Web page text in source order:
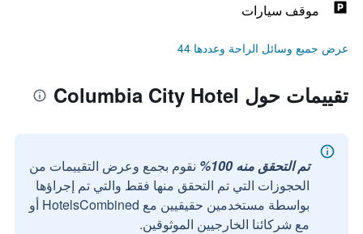
موقف سيارات
عرض جميع وسائل الراحة وعددها 44
تقييمات حول Columbia City Hotel
تم التحقق منه 100%
نقوم بجمع وعرض التقييمات من
الحجوزات التي تم التحقق منها فقط والتي تم إجراؤها
بواسطة مستخدمين حقيقيين مع HotelsCombined أو
مع شركائنا الخارجيين الموثوقين.